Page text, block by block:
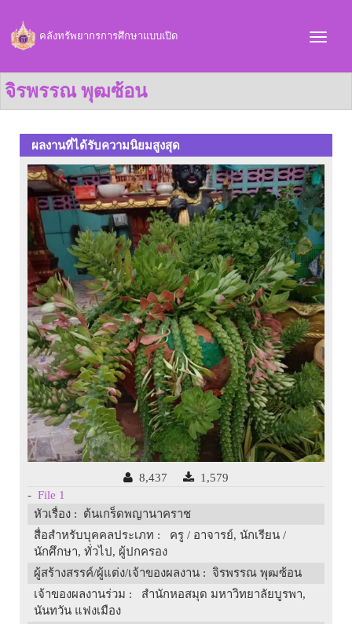
คลังทรัพยากรการศึกษาแบบเปิด
จิรพรรณ พุฒซ้อน
ผลงานที่ได้รับความนิยมสูงสุด
8,437
1,579
- File 1
หัวเรื่อง : ต้นเกร็ดพญานาคราช
สื่อสำหรับบุคคลประเภท : ครู / อาจารย์, นักเรียน /
นักศึกษา, ทั่วไป, ผู้ปกครอง
ผู้สร้างสรรค์/ผู้แต่ง/เจ้าของผลงาน : จิรพรรณ พุฒซ้อน
เจ้าของผลงานร่วม : สำนักหอสมุด มหาวิทยาลัยบูรพา,
นันทวัน แฟงเมือง